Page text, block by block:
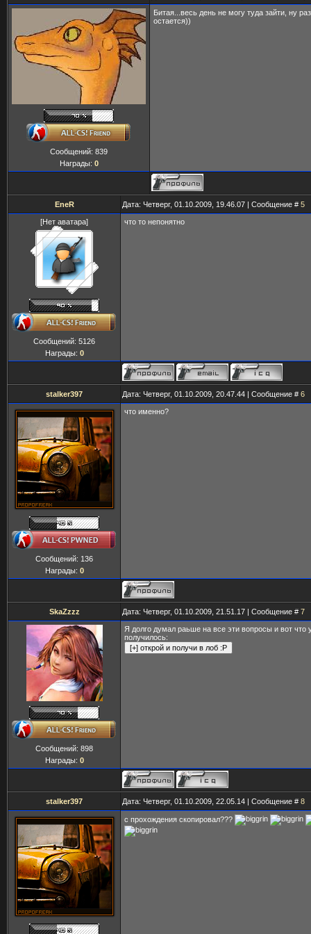
Сообщений: 839
Награды: 0
Битая...весь день не могу туда зайти, ну
остается))
EneR Дата: Четверг, 01.10.2009, 19.46.07 | Сообщение # 5
[Нет аватара]
Сообщений: 5126
Награды: 0
что то непонятно
stalker397 Дата: Четверг, 01.10.2009, 20.47.44 | Сообщение # 6
Сообщений: 136
Награды: 0
что именно?
SkaZzzz Дата: Четверг, 01.10.2009, 21.51.17 | Сообщение # 7
Сообщений: 898
Награды: 0
Я долго думал раьше на все эти вопросы и вот что
получилось:
stalker397 Дата: Четверг, 01.10.2009, 22.05.14 | Сообщение # 8
с прохождения скопировал???